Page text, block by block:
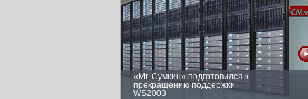
«Mr. Сумкин» подготовился к
прекращению поддержки
WS2003